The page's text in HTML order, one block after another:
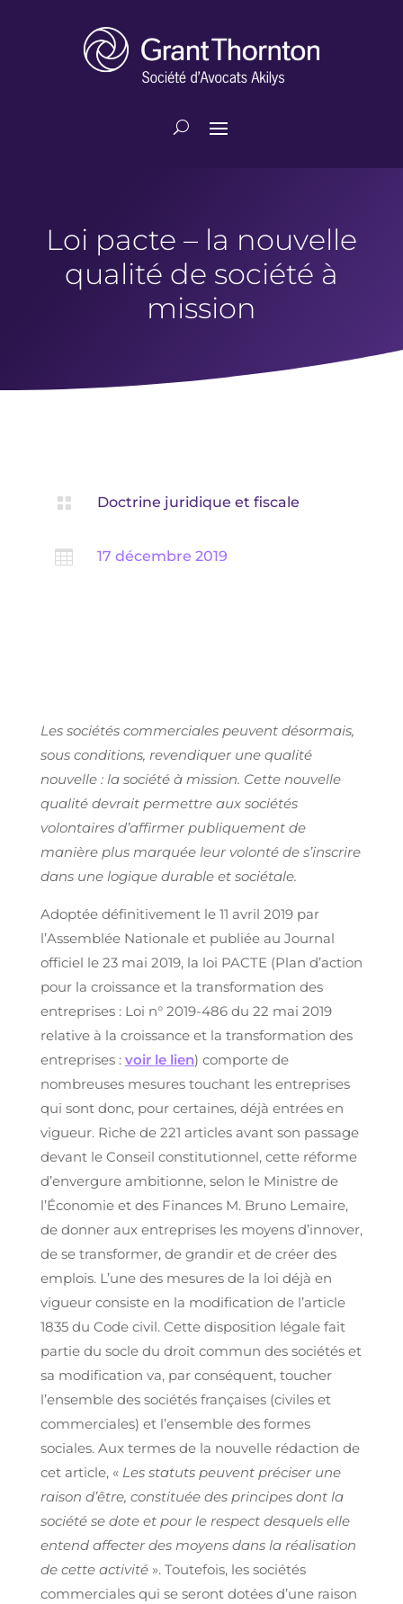
Loi pacte – la nouvelle
qualité de société à
mission
 Doctrine juridique et fiscale
 17 décembre 2019
Les sociétés commerciales peuvent désormais,
sous conditions, revendiquer une qualité
nouvelle : la société à mission. Cette nouvelle
qualité devrait permettre aux sociétés
volontaires d’affirmer publiquement de
manière plus marquée leur volonté de s’inscrire
dans une logique durable et sociétale.
Adoptée définitivement le 11 avril 2019 par
l’Assemblée Nationale et publiée au Journal
officiel le 23 mai 2019, la loi PACTE (Plan d’action
pour la croissance et la transformation des
entreprises : Loi n° 2019-486 du 22 mai 2019
relative à la croissance et la transformation des
entreprises : voir le lien) comporte de
nombreuses mesures touchant les entreprises
qui sont donc, pour certaines, déjà entrées en
vigueur. Riche de 221 articles avant son passage
devant le Conseil constitutionnel, cette réforme
d’envergure ambitionne, selon le Ministre de
l’Économie et des Finances M. Bruno Lemaire,
de donner aux entreprises les moyens d’innover,
de se transformer, de grandir et de créer des
emplois. L’une des mesures de la loi déjà en
vigueur consiste en la modification de l’article
1835 du Code civil. Cette disposition légale fait
partie du socle du droit commun des sociétés et
sa modification va, par conséquent, toucher
l’ensemble des sociétés françaises (civiles et
commerciales) et l’ensemble des formes
sociales. Aux termes de la nouvelle rédaction de
cet article, « Les statuts peuvent préciser une
raison d’être, constituée des principes dont la
société se dote et pour le respect desquels elle
entend affecter des moyens dans la réalisation
de cette activité». Toutefois, les sociétés
commerciales qui se seront dotées d’une raison